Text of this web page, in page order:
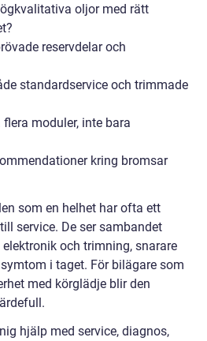
oljor med rätt
reservdelar och
standardservice och trimmade
moduler, inte bara
kring bromsar
som en helhet har ofta ett
service. De ser sambandet
och trimning, snarare
i taget. För bilägare som
med körglädje blir den
hjälp med service, diagnos,